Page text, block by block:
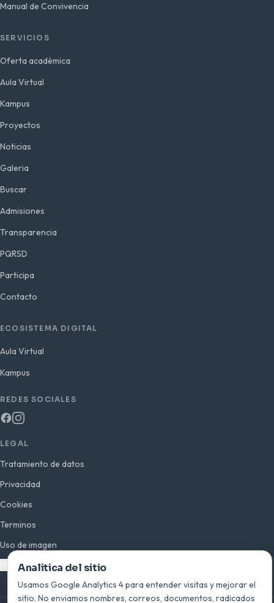
Manual de Convivencia
SERVICIOS
Oferta académica
Aula Virtual
Kampus
Proyectos
Noticias
Galeria
Buscar
Admisiones
Transparencia
PQRSD
Participa
Contacto
ECOSISTEMA DIGITAL
Aula Virtual
Kampus
REDES SOCIALES
LEGAL
Tratamiento de datos
Privacidad
Cookies
Terminos
Uso de imagen
Preferencias de analitica
Analitica del sitio
Usamos Google Analytics 4 para entender visitas y mejorar el
sitio. No enviamos nombres, correos, documentos, radicados